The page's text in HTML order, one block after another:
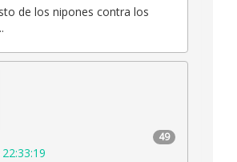
de los nipones contra los
49